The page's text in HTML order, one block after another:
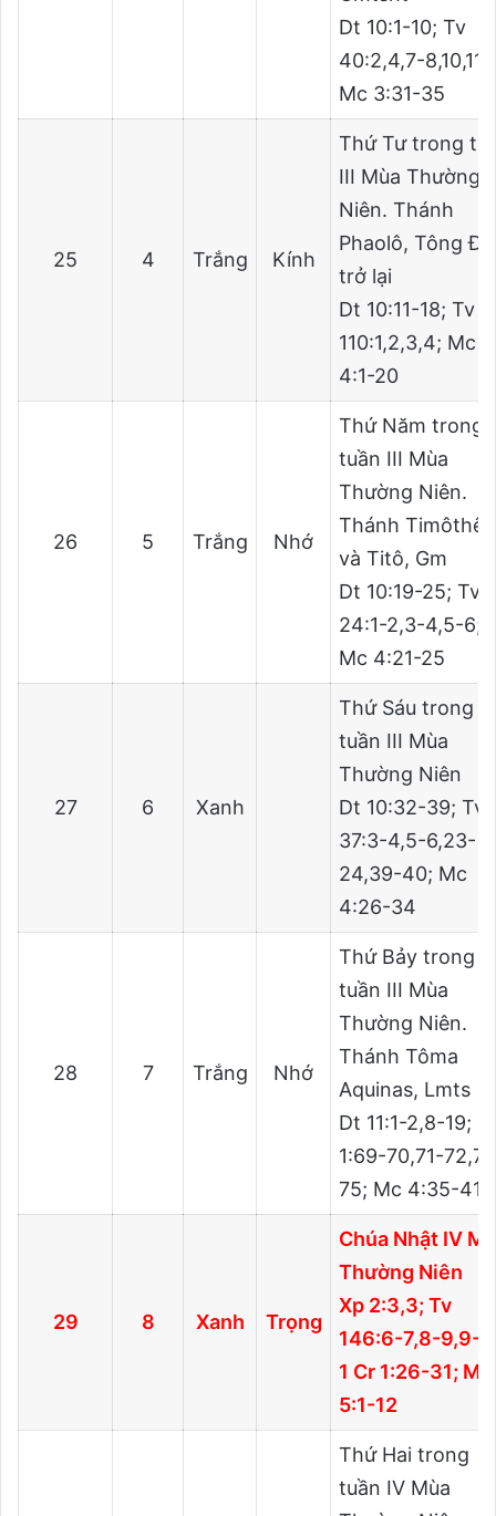
Dt 10:1-10; Tv
40:2,4,7-8,10,11;
Mc 3:31-35
25 4 Trắng Kính
Thứ Tư trong
III Mùa Thường
Niên. Thánh
Phaolô, Tông Đồ
trở lại
Dt 10:11-18; Tv
110:1,2,3,4; Mc
4:1-20
26 5 Trắng Nhớ
Thứ Năm trong
tuần III Mùa
Thường Niên.
Thánh Timôthêô
và Titô, Gm
Dt 10:19-25; Tv
24:1-2,3-4,5-6;
Mc 4:21-25
27 6 Xanh
Thứ Sáu trong
tuần III Mùa
Thường Niên
Dt 10:32-39; Tv
37:3-4,5-6,23-
24,39-40; Mc
4:26-34
28 7 Trắng Nhớ
Thứ Bảy trong
tuần III Mùa
Thường Niên.
Thánh Tôma
Aquinas, Lmts
Dt 11:1-2,8-19;
1:69-70,71-
75; Mc 4:35-41
29 8 Xanh Trọng
Chúa Nhật IV
Thường Niên
Xp 2:3,3; Tv
146:6-7,8-9,9-
1 Cr 1:26-31; Mt
5:1-12
Thứ Hai trong
tuần IV Mùa